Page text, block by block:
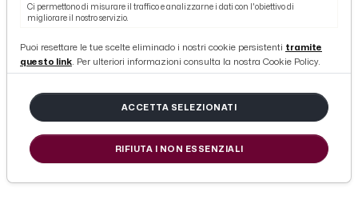
Cosenza, Dionigi sollevato
dall'incarico dopo aver accusato
quattro sconfitte di fila
di Redazione Picenotime
Ci permettono di misurare il traffico e analizzarne i dati con l'obiettivo di
migliorare il nostro servizio.
Puoi resettare le tue scelte eliminado i nostri cookie persistenti tramite
questo link. Per ulteriori informazioni consulta la nostra Cookie Policy.
ACCETTA SELEZIONATI
RIFIUTA I NON ESSENZIALI